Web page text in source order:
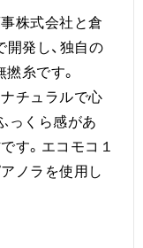
株式会社と倉
開発し、独自の
糸です。
チュラルで心
っくら感があ
す。エコモコ１
ノラを使用し